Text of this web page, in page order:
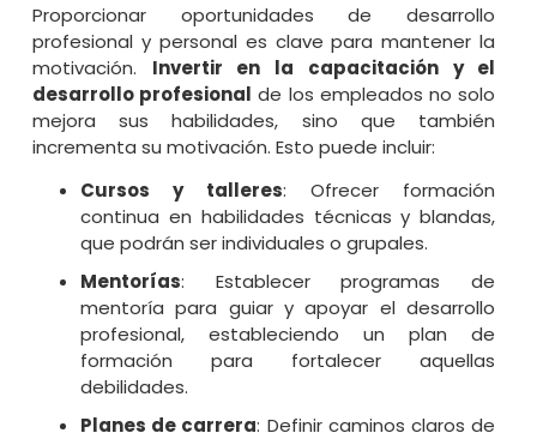
Proporcionar oportunidades de desarrollo
profesional y personal es clave para mantener la
motivación. Invertir en la capacitación y el
desarrollo profesional de los empleados no solo
mejora sus habilidades, sino que también
incrementa su motivación. Esto puede incluir:
Cursos y talleres: Ofrecer formación
continua en habilidades técnicas y blandas,
que podrán ser individuales o grupales.
Mentorías: Establecer programas de
mentoría para guiar y apoyar el desarrollo
profesional, estableciendo un plan de
formación para fortalecer aquellas
debilidades.
Planes de carrera: Definir caminos claros de